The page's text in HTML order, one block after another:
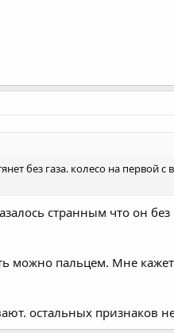
без газа. колесо на первой
странным что он
можно пальцем. Мне
остальных признаков